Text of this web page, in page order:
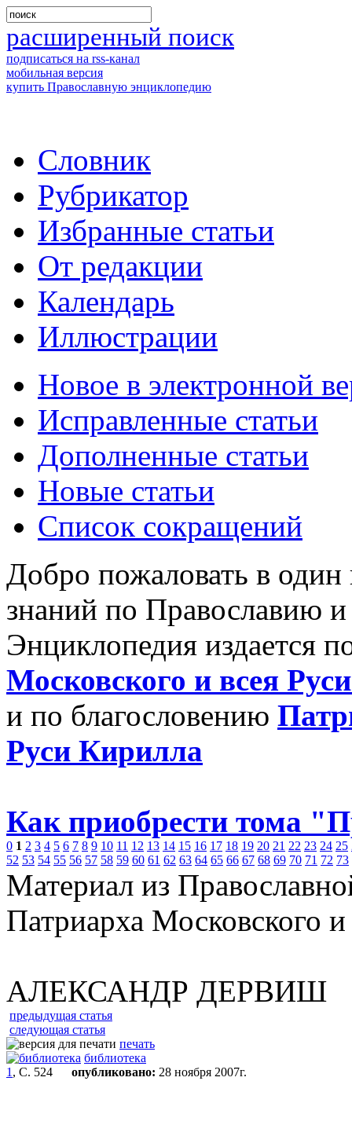
расширенный поиск
подписаться на rss-канал
мобильная версия
купить Православную энциклопедию
Словник
Рубрикатор
Избранные статьи
От редакции
Календарь
Иллюстрации
Новое в электронной
Исправленные статьи
Дополненные статьи
Новые статьи
Список сокращений
Добро пожаловать в
знаний по Православию
Энциклопедия издается
Московского и всея
и по благословению
Руси Кирилла
Как приобрести тома
0 1 2 3 4 5 6 7 8 9 10 11 12 13 14 15 16 17 18 19 20 21 22 23 24 25
52 53 54 55 56 57 58 59 60 61 62 63 64 65 66 67 68 69 70 71 72 73
Материал из
Патриарха Московского
АЛЕКСАНДР ДЕРВИШ
предыдущая статья
следующая статья
печать
библиотека
1 , С. 524 опубликовано: 28 ноября 2007г.